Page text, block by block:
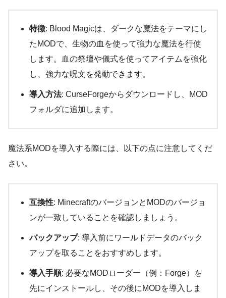
特徴: Blood Magicは、ダークな魔法をテーマにし
たMODで、生物の血を使って強力な魔法を行使
します。血の祭壇や儀式を使ってアイテムを強化
し、強力な呪文を発動できます。
導入方法: CurseForgeからダウンロードし、MOD
フォルダに追加します。
魔法系MODを導入する際には、以下の点に注意してくだ
さい。
互換性: MinecraftのバージョンとMODのバージョ
ンが一致していることを確認しましょう。
バックアップ: 導入前にワールドデータのバック
アップを取ることをおすすめします。
導入手順: 必要なMODローダー（例：Forge）を
先にインストールし、その後にMODを導入しま